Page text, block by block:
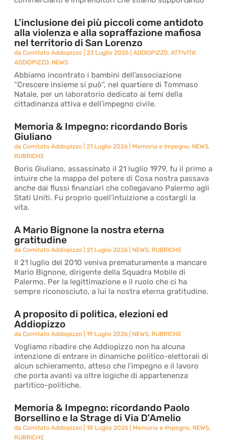
L’inclusione dei più piccoli come antidoto
alla violenza e alla sopraffazione mafiosa
nel territorio di San Lorenzo
daComitato Addiopizzo |23 Luglio 2026 |ADDIOPIZZO,ATTIVITA'
ADDIOPIZZO, NEWS
Abbiamo incontrato i bambini dell’associazione
“Crescere insieme si può”, nel quartiere di Tommaso
Natale, per un laboratorio dedicato ai temi della
cittadinanza attiva e dell’impegno civile.
Memoria & Impegno: ricordando Boris
Giuliano
daComitato Addiopizzo |21 Luglio 2026 Memoria e Impegno, NEWS,
RUBRICHE
Boris Giuliano, assassinato il 21 luglio 1979, fu il primo a
intuire che la mappa del potere di Cosa nostra passava
anche dai flussi finanziari che collegavano Palermo agli
Stati Uniti. Fu proprio quell’intuizione a costargli la
vita.
A Mario Bignone la nostra eterna
gratitudine
daComitato Addiopizzo |21 Luglio 2026 NEWS, RUBRICHE
Il 21 luglio del 2010 veniva prematuramente a mancare
Mario Bignone, dirigente della Squadra Mobile di
Palermo. Per la legittimazione e il ruolo che ci ha
sempre riconosciuto, a lui la nostra eterna gratitudine.
A proposito di politica, elezioni ed
Addiopizzo
daComitato Addiopizzo |19 Luglio 2026 NEWS, RUBRICHE
Vogliamo ribadire che Addiopizzo non ha alcuna
intenzione di entrare in dinamiche politico-elettorali di
alcun schieramento, atteso che l’impegno e il lavoro
che porta avanti va oltre logiche di appartenenza
partitico-politiche.
Memoria & Impegno: ricordando Paolo
Borsellino e la Strage di Via D’Amelio
daComitato Addiopizzo |18 Luglio 2026 Memoria e Impegno, NEWS,
RUBRICHE